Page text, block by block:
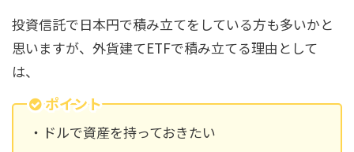
投資信託で日本円で積み立てをしている方も多いかと
思いますが、外貨建てETFで積み立てる理由として
は、
ポイント
・ドルで資産を持っておきたい